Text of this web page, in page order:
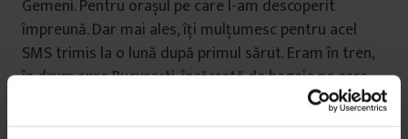
Gemeni. Pentru orașul pe care l-am descoperit
împreună. Dar mai ales, îți mulțumesc pentru acel
SMS trimis la o lună după primul sărut. Eram în tren,
în drum spre București, încărcată de bagaje pe care
urma să mă ajuți să le car. „De data asta nu va mai fi
nimeni în gară. Nu mă suna, n-o să răspund. Adio”.